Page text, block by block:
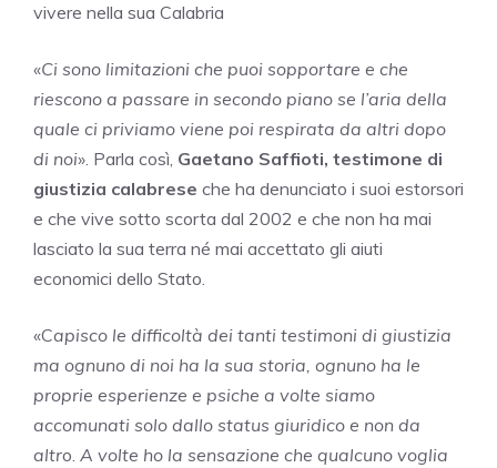
vivere nella sua Calabria
«Ci sono limitazioni che puoi sopportare e che
riescono a passare in secondo piano se l’aria della
quale ci priviamo viene poi respirata da altri dopo
di noi». Parla così, Gaetano Saffioti, testimone di
giustizia calabrese che ha denunciato i suoi estorsori
e che vive sotto scorta dal 2002 e che non ha mai
lasciato la sua terra né mai accettato gli aiuti
economici dello Stato.
«Capisco le difficoltà dei tanti testimoni di giustizia
ma ognuno di noi ha la sua storia, ognuno ha le
proprie esperienze e psiche a volte siamo
accomunati solo dallo status giuridico e non da
altro. A volte ho la sensazione che qualcuno voglia